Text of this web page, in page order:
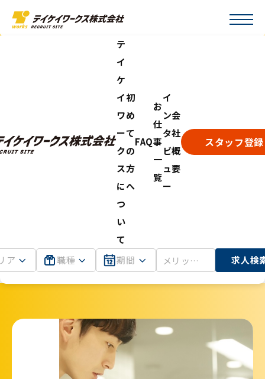
テ
イ
ケ
イ
ワ
ー
ク
ス
に
つ
い
て
初
め
て
の
方
へ
FAQ
お
仕
事
一
覧
イ
ン
タ
ビ
ュ
ー
会
社
概
要
スタッフ登録
ア 職種 期間 求人検